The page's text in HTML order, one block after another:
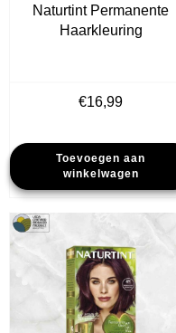
Naturtint Permanente
Haarkleuring
€16,99
Toevoegen aan
winkelwagen